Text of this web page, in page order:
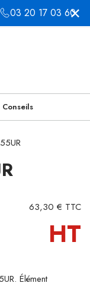
03 20 17 03 60
Conseils
63,30 € TTC
HT
Élément